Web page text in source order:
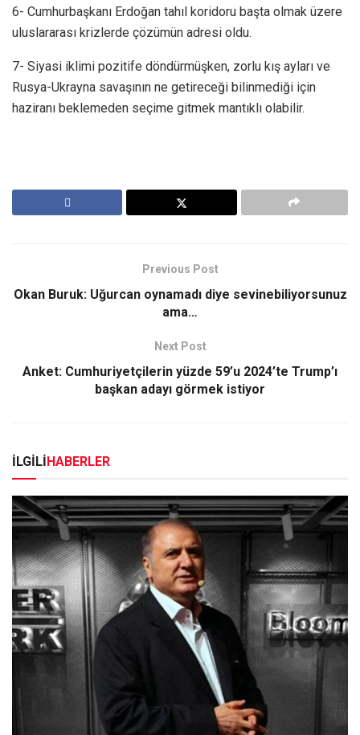
6- Cumhurbaşkanı Erdoğan tahıl koridoru başta olmak üzere
uluslararası krizlerde çözümün adresi oldu.
7- Siyasi iklimi pozitife döndürmüşken, zorlu kış ayları ve
Rusya-Ukrayna savaşının ne getireceği bilinmediği için
haziranı beklemeden seçime gitmek mantıklı olabilir.
Previous Post
Okan Buruk: Uğurcan oynamadı diye sevinebiliyorsunuz
ama…
Next Post
Anket: Cumhuriyetçilerin yüzde 59’u 2024’te Trump’ı
başkan adayı görmek istiyor
İLGİLİHABERLER